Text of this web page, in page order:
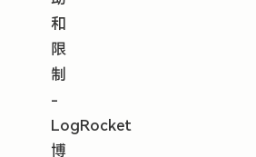
和
限
制
-
LogRocket
博